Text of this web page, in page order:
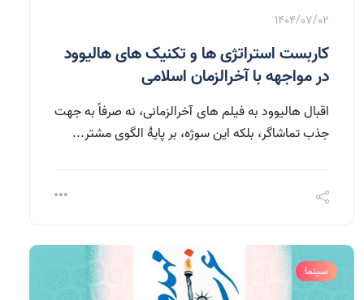
1404/07/02
کاربست استراتژی ها و تکنیک های هالیوود
در مواجهه با آخرالزمان اسلامی
اقبال هالیوود به فیلم های آخرالزمانی، نه صرفاً به جهت
جذب تماشاگر، بلکه این سوژه، بر پایۀ الگوی مشتر...
سینما